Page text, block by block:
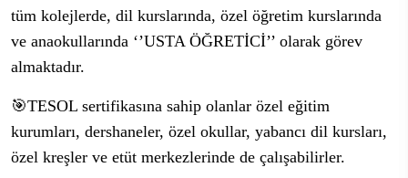
tüm kolejlerde, dil kurslarında, özel öğretim kurslarında
ve anaokullarında ‘’USTA ÖĞRETİCİ’’ olarak görev
almaktadır.
🎯TESOL sertifikasına sahip olanlar özel eğitim
kurumları, dershaneler, özel okullar, yabancı dil kursları,
özel kreşler ve etüt merkezlerinde de çalışabilirler.